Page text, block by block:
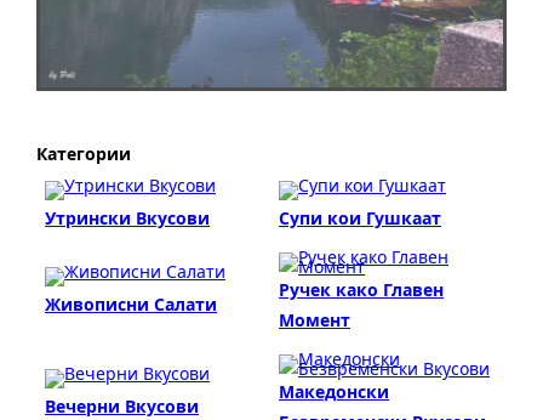
Категории
Утрински Вкусови Супи кои Гушкаат
Живописни Салати
Ручек како Главен
Момент
Вечерни Вкусови
Македонски